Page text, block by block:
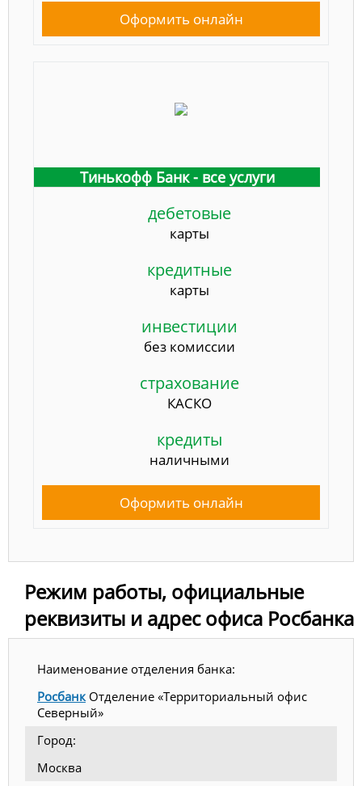
Оформить онлайн
Тинькофф Банк - все услуги
дебетовые
карты
кредитные
карты
инвестиции
без комиссии
страхование
КАСКО
кредиты
наличными
Оформить онлайн
Режим работы, официальные
реквизиты и адрес офиса Росбанка
Наименование отделения банка:
РосбанкОтделение «Территориальный офис
Северный»
Город:
Москва